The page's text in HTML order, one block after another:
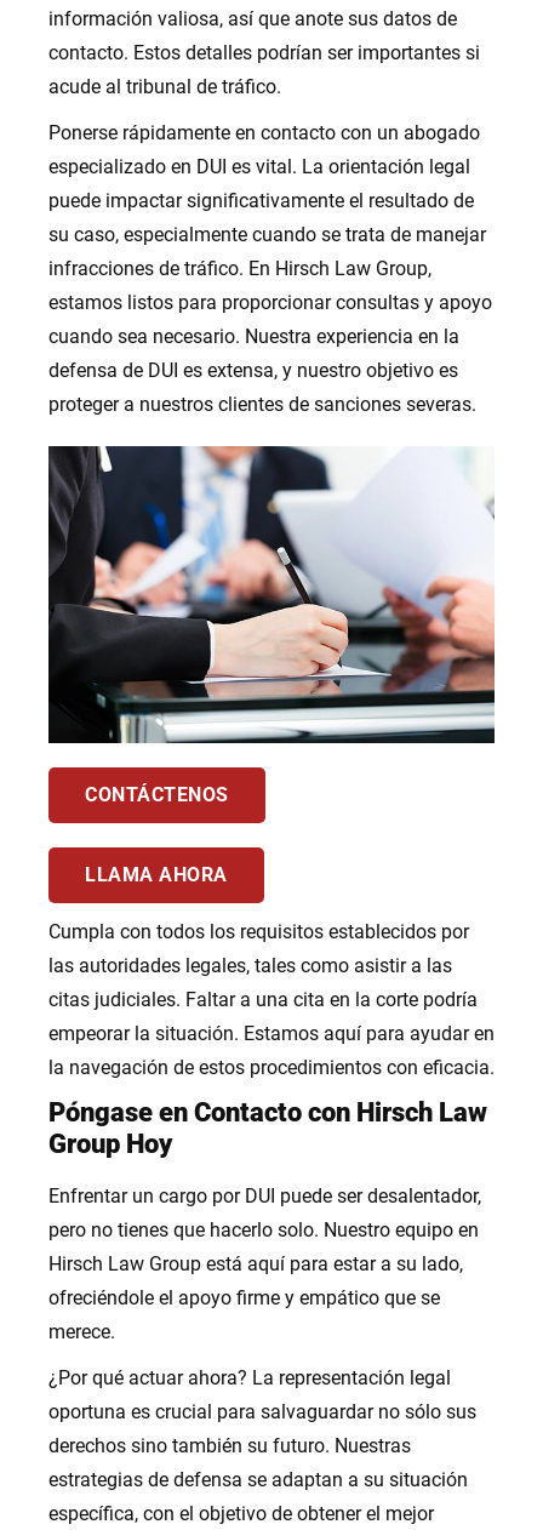
información valiosa, así que anote sus datos de
contacto. Estos detalles podrían ser importantes si
acude al tribunal de tráfico.
Ponerse rápidamente en contacto con un abogado
especializado en DUI es vital. La orientación legal
puede impactar significativamente el resultado de
su caso, especialmente cuando se trata de manejar
infracciones de tráfico. En Hirsch Law Group,
estamos listos para proporcionar consultas y apoyo
cuando sea necesario. Nuestra experiencia en la
defensa de DUI es extensa, y nuestro objetivo es
proteger a nuestros clientes de sanciones severas.
CONTÁCTENOS
LLAMA AHORA
Cumpla con todos los requisitos establecidos por
las autoridades legales, tales como asistir a las
citas judiciales. Faltar a una cita en la corte podría
empeorar la situación. Estamos aquí para ayudar en
la navegación de estos procedimientos con eficacia.
Póngase en Contacto con Hirsch Law
Group Hoy
Enfrentar un cargo por DUI puede ser desalentador,
pero no tienes que hacerlo solo. Nuestro equipo en
Hirsch Law Group está aquí para estar a su lado,
ofreciéndole el apoyo firme y empático que se
merece.
¿Por qué actuar ahora? La representación legal
oportuna es crucial para salvaguardar no sólo sus
derechos sino también su futuro. Nuestras
estrategias de defensa se adaptan a su situación
específica, con el objetivo de obtener el mejor